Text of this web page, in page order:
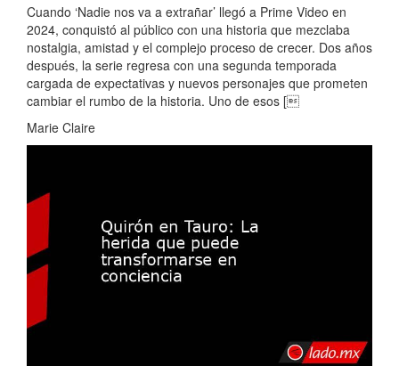
Cuando ‘Nadie nos va a extrañar’ llegó a Prime Video en
2024, conquistó al público con una historia que mezclaba
nostalgia, amistad y el complejo proceso de crecer. Dos años
después, la serie regresa con una segunda temporada
cargada de expectativas y nuevos personajes que prometen
cambiar el rumbo de la historia. Uno de esos [
Marie Claire